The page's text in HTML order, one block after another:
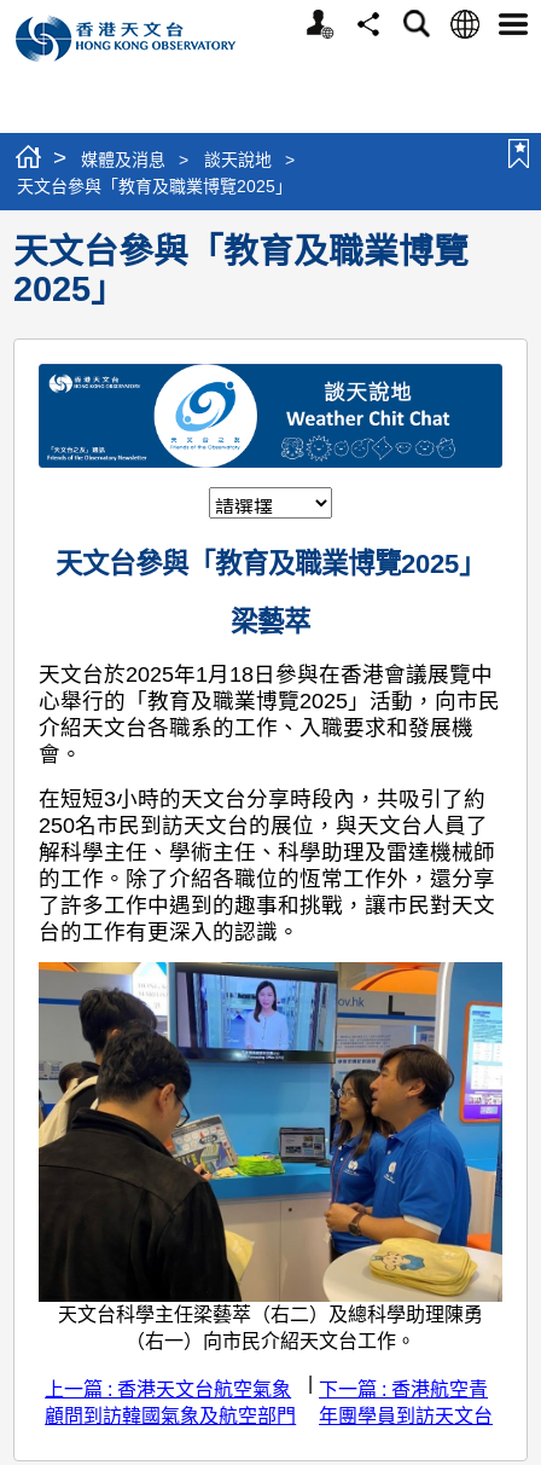
個
分
搜
語
選
> 媒體及消息 > 談天說地
>
天文台參與「教育及職業博覽2025」
天文台參與「教育及職業博覽
2025」
天文台參與「教育及職業博覽2025」
梁藝萃
天文台於2025年1月18日參與在香港會議展覽中
心舉行的「教育及職業博覽2025」活動，向市民
介紹天文台各職系的工作、入職要求和發展機
會。
在短短3小時的天文台分享時段內，共吸引了約
250名市民到訪天文台的展位，與天文台人員了
解科學主任、學術主任、科學助理及雷達機械師
的工作。除了介紹各職位的恆常工作外，還分享
了許多工作中遇到的趣事和挑戰，讓市民對天文
台的工作有更深入的認識。
天文台科學主任梁藝萃（右二）及總科學助理陳勇
（右一）向市民介紹天文台工作。
上一篇 : 香港天文台航空氣象
顧問到訪韓國氣象及航空部門
下一篇 : 香港航空青
年團學員到訪天文台